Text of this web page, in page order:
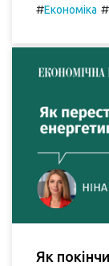
#Економіка #
Як